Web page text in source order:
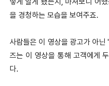
을 경청하는 모습을 보여주죠.
사람들은 이 영상을 광고가 아닌
즈는 이 영상을 통해 고객에게
다.